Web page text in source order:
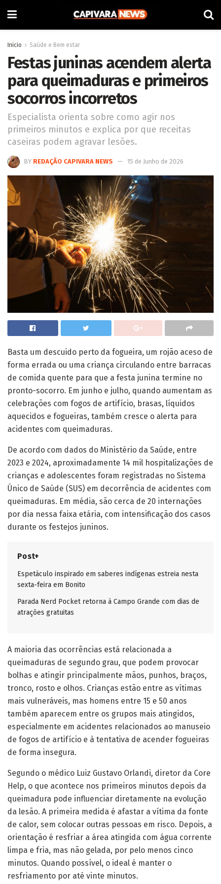
Inicio Saúde e Bem estar
Festas juninas acendem alerta
para queimaduras e primeiros
socorros incorretos
Especialista orienta sobre como agir nos
primeiros minutos e explica por que receitas
caseiras podem agravar lesões.
BY REDAÇÃO CAPIVARA NEWS 15 de Junho de 2026
Basta um descuido perto da fogueira, um rojão aceso de
forma errada ou uma criança circulando entre barracas
de comida quente para que a festa junina termine no
pronto-socorro. Em junho e julho, quando aumentam as
celebrações com fogos de artifício, brasas, líquidos
aquecidos e fogueiras, também cresce o alerta para
acidentes com queimaduras.
De acordo com dados do Ministério da Saúde, entre
2023 e 2024, aproximadamente 14 mil hospitalizações de
crianças e adolescentes foram registradas no Sistema
Único de Saúde (SUS) em decorrência de acidentes com
queimaduras. Em média, são cerca de 20 internações
por dia nessa faixa etária, com intensificação dos casos
durante os festejos juninos.
Post+
Espetáculo inspirado em saberes indígenas estreia nesta
sexta-feira em Bonito
Parada Nerd Pocket retorna à Campo Grande com dias de
atrações gratuitas
A maioria das ocorrências está relacionada a
queimaduras de segundo grau, que podem provocar
bolhas e atingir principalmente mãos, punhos, braços,
tronco, rosto e olhos. Crianças estão entre as vítimas
mais vulneráveis, mas homens entre 15 e 50 anos
também aparecem entre os grupos mais atingidos,
especialmente em acidentes relacionados ao manuseio
de fogos de artifício e à tentativa de acender fogueiras
de forma insegura.
Segundo o médico Luiz Gustavo Orlandi, diretor da Core
Help, o que acontece nos primeiros minutos depois da
queimadura pode influenciar diretamente na evolução
da lesão. A primeira medida é afastar a vítima da fonte
de calor, sem colocar outras pessoas em risco. Depois, a
orientação é resfriar a área atingida com água corrente
limpa e fria, mas não gelada, por pelo menos cinco
minutos. Quando possível, o ideal é manter o
resfriamento por até vinte minutos.